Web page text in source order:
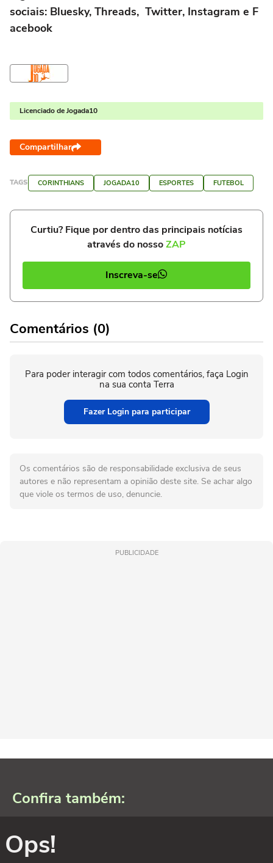
sociais: Bluesky, Threads, Twitter, Instagram e F
acebook
Licenciado de Jogada10
Compartilhar
TAGS CORINTHIANS JOGADA10 ESPORTES FUTEBOL
Curtiu? Fique por dentro das principais notícias
através do nossoZAP
Inscreva-se
Comentários (0)
Para poder interagir com todos comentários, faça Login
na sua conta Terra
Fazer Login para participar
Os comentários são de responsabilidade exclusiva de seus
autores e não representam a opinião deste site. Se achar algo
que viole os termos de uso, denuncie.
PUBLICIDADE
Confira também:
Ops!